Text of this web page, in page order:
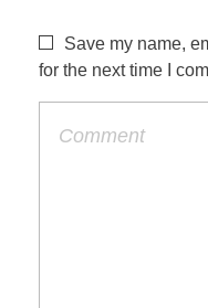
Save my name,
for the next time I